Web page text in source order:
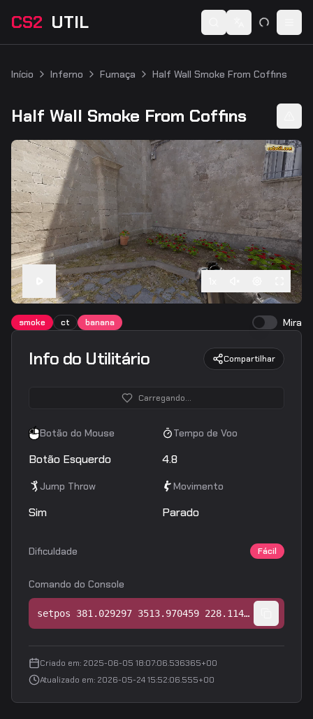
CS2 UTIL Switch language
Início Inferno Fumaça Half Wall Smoke From Coffins
Half Wall Smoke From Coffins
smoke ct banana Mira
Info do Utilitário Compartilhar
Carregando...
Botão do Mouse
Botão Esquerdo
Tempo de Voo
4.8
Jump Throw
Sim
Movimento
Parado
Dificuldade Fácil
Comando do Console
setpos 381.029297 3513.970459 228.114304;setang -1.653204 -88.423454 0.000000
Criado em: 2025-06-05 18:07:06.536365+00
Atualizado em: 2026-05-24 15:52:06.555+00